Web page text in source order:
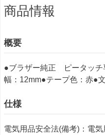
商品情報
概要
●ブラザー純正 ピータッチ
幅：12mm●テープ色：赤●
仕様
電気用品安全法(備考)：電